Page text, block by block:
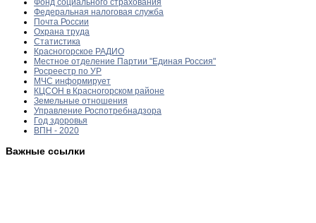
Фонд социального страхования
Федеральная налоговая служба
Почта России
Охрана труда
Статистика
Красногорское РАДИО
Местное отделение Партии "Единая Россия"
Росреестр по УР
МЧС информирует
КЦСОН в Красногорском районе
Земельные отношения
Управление Роспотребнадзора
Год здоровья
ВПН - 2020
Важные ссылки